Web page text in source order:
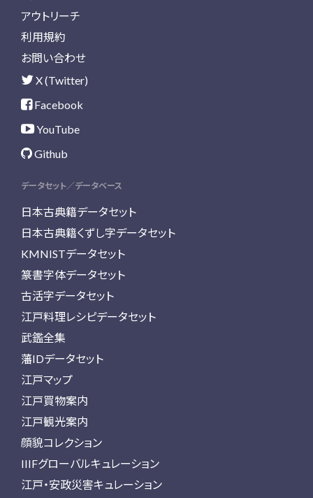
アウトリーチ
利用規約
お問い合わせ
X (Twitter)
Facebook
YouTube
Github
データセット／データベース
日本古典籍データセット
日本古典籍くずし字データセット
KMNISTデータセット
篆書字体データセット
古活字データセット
江戸料理レシピデータセット
武鑑全集
藩IDデータセット
江戸マップ
江戸買物案内
江戸観光案内
顔貌コレクション
IIIFグローバルキュレーション
江戸・安政災害キュレーション